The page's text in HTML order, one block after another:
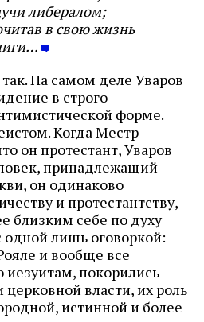
либералом;
в свою жизнь
На самом деле Уваров
в строго
форме.
Когда Местр
он протестант, Уваров
принадлежащий
он одинаково
и протестантству,
близким себе по духу
одной лишь оговоркой:
и вообще все
покорились
власти, их роль
истинной и более